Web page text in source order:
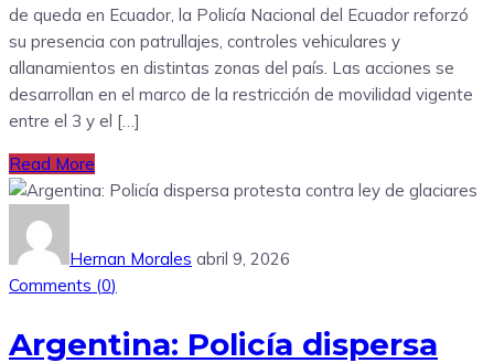
de queda en Ecuador, la Policía Nacional del Ecuador reforzó
su presencia con patrullajes, controles vehiculares y
allanamientos en distintas zonas del país. Las acciones se
desarrollan en el marco de la restricción de movilidad vigente
entre el 3 y el […]
Read More
Hernan Morales abril 9, 2026
Comments (0)
Argentina: Policía dispersa